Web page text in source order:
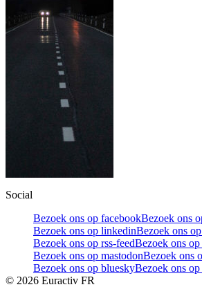
Social
Bezoek ons op facebookBezoek ons
Bezoek ons op linkedinBezoek ons
Bezoek ons op rss-feedBezoek ons
Bezoek ons op mastodonBezoek ons
Bezoek ons op blueskyBezoek ons op
© 2026 Euractiv FR